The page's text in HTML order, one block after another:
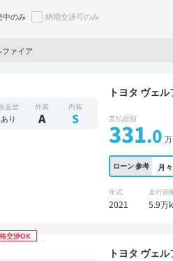
中のみ 納期交渉可のみ
ァイア
トヨタ ヴェルファイア 2.5
ダー 衝突軽減
金歴
あり
外装
A
内装
S 支払総額
331.0
ローン参考 月々
年式
2021
走行距
5.9万
交渉OK
トヨタ ヴェルファイア 3.5Z 禁煙車 整備記録